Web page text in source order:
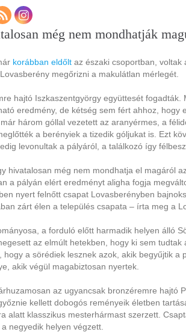
még nem mondhatják
korábban eldőlt az északi csoportban, voltak
megőrizni a makulátlan mérlegét.
hajtó Iszkaszentgyörgy együttesét fogadták.
eredmény, de kétség sem fért ahhoz, hogy
három góllal vezetett az aranyérmes, a
a berényiek a tizedik góljukat is. Ezt
levonultak a pályáról, a találkozó így
hivatalosan még nem mondhatja el magáról
a pályán elért eredményt aligha fogja
nyert felnőtt csapat Lovasberényben
zárt élen a település csapata – írta meg a
a forduló előtt harmadik helyen álló
az elmúlt hetekben, hogy ki sem
hogy a sörédiek lesznek azok, akik begyűjtik
akik végül magabiztosan nyertek.
az ugyancsak bronzéremre hajtó
kellett dobogós reményeik életben
alatt klasszikus mesterhármast szerzett.
negyedik helyen végzett.